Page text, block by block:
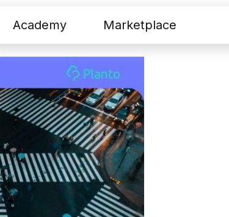
Academy Marketplace